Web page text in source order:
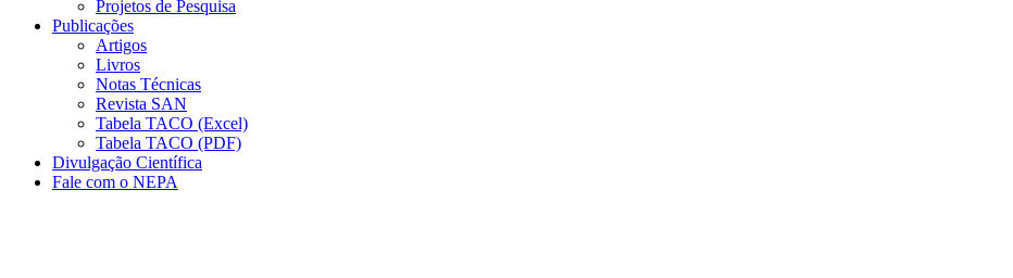
Projetos de Pesquisa
Publicações
Artigos
Livros
Notas Técnicas
Revista SAN
Tabela TACO (Excel)
Tabela TACO (PDF)
Divulgação Científica
Fale com o NEPA